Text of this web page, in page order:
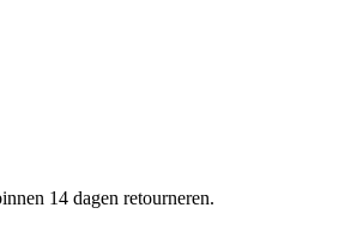
14 dagen retourneren.